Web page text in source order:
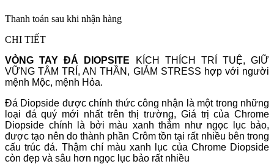
Thanh toán sau khi nhận hàng
CHI TIẾT
VÒNG TAY ĐÁ DIOPSITE KÍCH THÍCH TRÍ TUỆ, GIỮ
VỮNG TÂM TRÍ, AN THẦN, GIẢM STRESS hợp với người
mệnh Mộc, mệnh Hỏa.
Đá Diopside được chính thức công nhận là một trong những
loại đá quý mới nhất trên thị trường, Giá trị của Chrome
Diopside chính là bởi màu xanh thẳm như ngọc lục bảo,
được tạo nên do thành phần Crôm tồn tại rất nhiều bên trong
cấu trúc đá. Thậm chí màu xanh lục của Chrome Diopside
còn đẹp và sâu hơn ngọc lục bảo rất nhiều